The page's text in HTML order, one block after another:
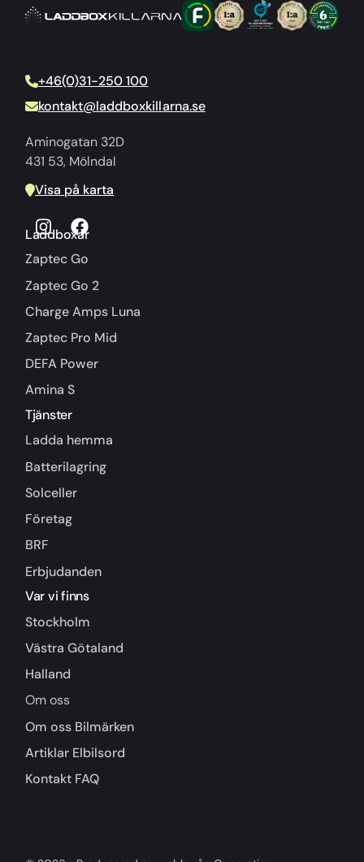
+46(0)31-250 100
kontakt@laddboxkillarna.se
Aminogatan 32D
431 53, Mölndal
Visa på karta
Laddboxar
Zaptec Go
Zaptec Go 2
Charge Amps Luna
Zaptec Pro Mid
DEFA Power
Amina S
Tjänster
Ladda hemma
Batterilagring
Solceller
Företag
BRF
Erbjudanden
Var vi finns
Stockholm
Västra Götaland
Halland
Om oss
Om oss Bilmärken
Artiklar Elbilsord
Kontakt FAQ